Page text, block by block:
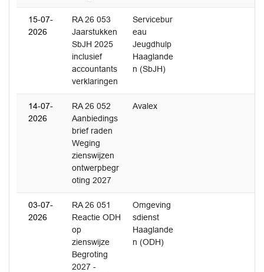
15-07-
2026
RA 26 053
Jaarstukken
SbJH 2025
inclusief
accountants
verklaringen
Servicebur
eau
Jeugdhulp
Haaglande
n (SbJH)
14-07-
2026
RA 26 052
Aanbiedings
brief raden
Weging
zienswijzen
ontwerpbegr
oting 2027
Avalex
03-07-
2026
RA 26 051
Reactie ODH
op
zienswijze
Begroting
2027 -
Omgeving
sdienst
Haaglande
n (ODH)